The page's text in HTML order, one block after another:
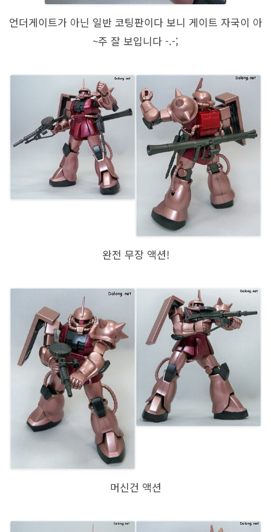
언더게이트가 아닌 일반 코팅판이다 보니 게이트 자국이 아
~주 잘 보입니다 -.-;
완전 무장 액션!
머신건 액션